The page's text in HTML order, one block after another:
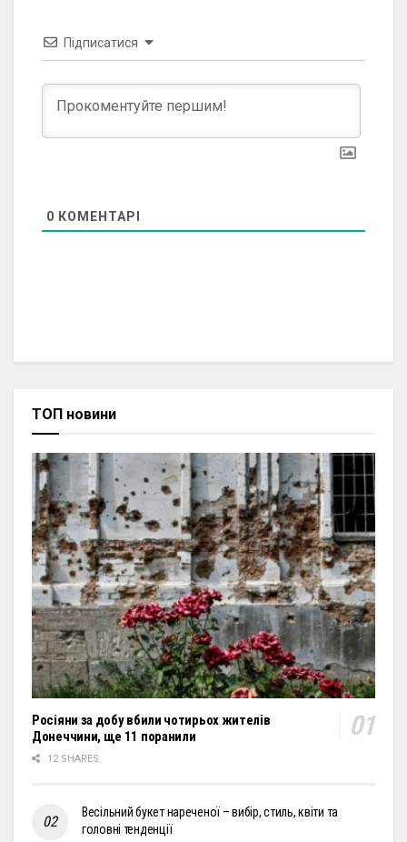
Підписатися
0 КОМЕНТАРІ
ТОП новини
Росіяни за добу вбили чотирьох жителів
Донеччини, ще 11 поранили
12 SHARES
Весільний букет нареченої – вибір, стиль, квіти та
головні тенденції